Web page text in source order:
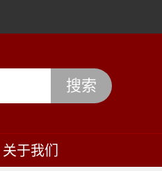
搜索
关于我们